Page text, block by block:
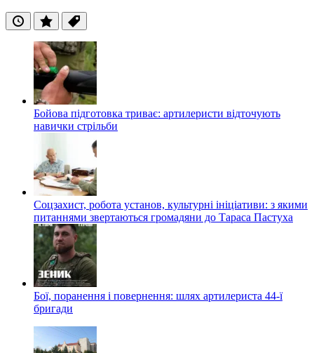
ОстанніПопулярні
Теги
Бойова підготовка триває: артилеристи відточують
навички стрільби
Соцзахист, робота установ, культурні ініціативи: з якими
питаннями звертаються громадяни до Тараса Пастуха
Бої, поранення і повернення: шлях артилериста 44-ї
бригади